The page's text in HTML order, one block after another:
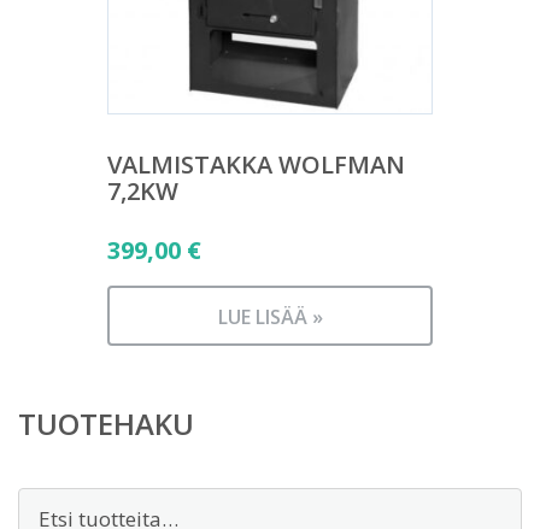
VALMISTAKKA WOLFMAN
7,2KW
399,00 €
LUE LISÄÄ »
TUOTEHAKU